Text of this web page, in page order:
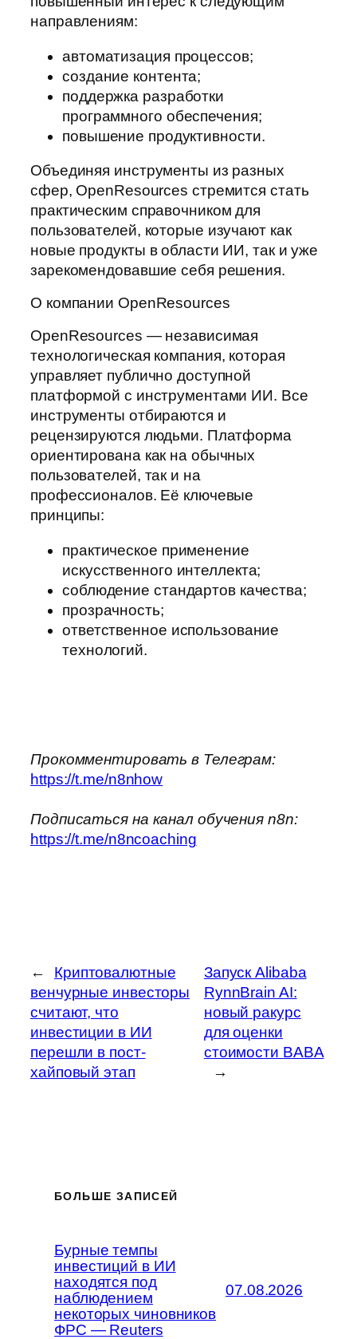
направлениям:
автоматизация процессов;
создание контента;
поддержка разработки
программного обеспечения;
повышение продуктивности.
Объединяя инструменты из разных
сфер, OpenResources стремится стать
практическим справочником для
пользователей, которые изучают как
новые продукты в области ИИ, так и уже
зарекомендовавшие себя решения.
О компании OpenResources
OpenResources — независимая
технологическая компания, которая
управляет публично доступной
платформой с инструментами ИИ. Все
инструменты отбираются и
рецензируются людьми. Платформа
ориентирована как на обычных
пользователей, так и на
профессионалов. Её ключевые
принципы:
практическое применение
искусственного интеллекта;
соблюдение стандартов качества;
прозрачность;
ответственное использование
технологий.
Прокомментировать в Телеграм:
https://t.me/n8nhow
Подписаться на канал обучения n8n:
https://t.me/n8ncoaching
←
Криптовалютные
венчурные инвесторы
считают, что
инвестиции в ИИ
перешли в пост-
хайповый этап
Запуск Alibaba
RynnBrain AI:
новый ракурс
для оценки
стоимости BABA
→
БОЛЬШЕ ЗАПИСЕЙ
Бурные темпы
инвестиций в ИИ
находятся под
наблюдением
некоторых чиновников
ФРС — Reuters
07.08.2026